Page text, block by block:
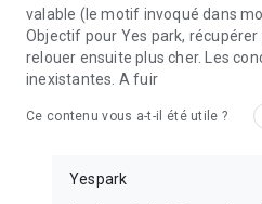
valable (le motif invoqué dans
Objectif pour Yes park,
relouer ensuite plus cher. Les
inexistantes. A fuir
Ce contenu vous a-t-il été utile ?
Yespark